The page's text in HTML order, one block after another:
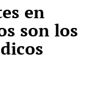
en
son los